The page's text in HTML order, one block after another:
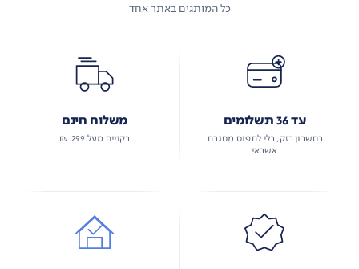
כל המותגים באתר אחד
עד 36 תשלומים
בחשבון בזק, בלי לתפוס מסגרת
אשראי
משלוח חינם
בקנייה מעל 299 ₪